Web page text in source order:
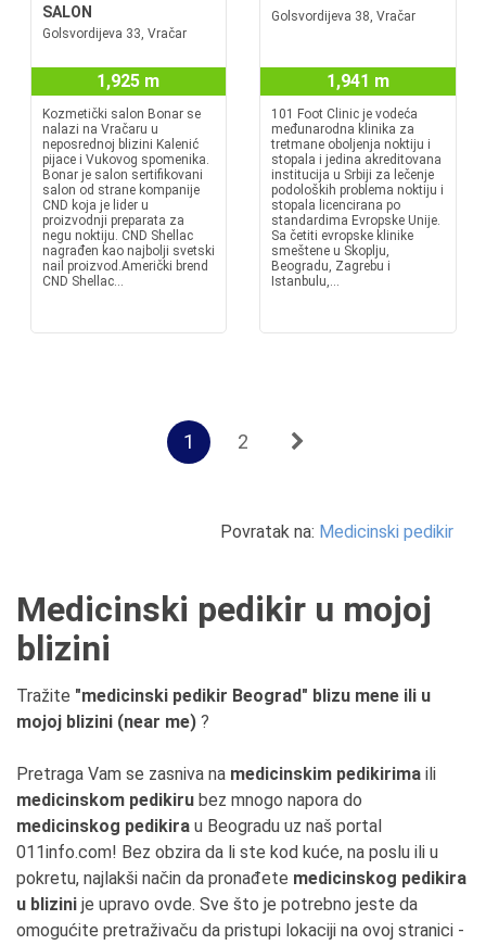
SALON
Golsvordijeva 33, Vračar
1,925 m
Kozmetički salon Bonar se
nalazi na Vračaru u
neposrednoj blizini Kalenić
pijace i Vukovog spomenika.
Bonar je salon sertifikovani
salon od strane kompanije
CND koja je lider u
proizvodnji preparata za
negu noktiju. CND Shellac
nagrađen kao najbolji svetski
nail proizvod.Američki brend
CND Shellac...
Golsvordijeva 38, Vračar
1,941 m
101 Foot Clinic je vodeća
međunarodna klinika za
tretmane oboljenja noktiju i
stopala i jedina akreditovana
institucija u Srbiji za lečenje
podoloških problema noktiju i
stopala licencirana po
standardima Evropske Unije.
Sa četiti evropske klinike
smeštene u Skoplju,
Beogradu, Zagrebu i
Istanbulu,...
1 2
Povratak na: Medicinski pedikir
Medicinski pedikir u mojoj
blizini
Tražite "medicinski pedikir Beograd" blizu mene ili u
mojoj blizini (near me) ?
Pretraga Vam se zasniva na medicinskim pedikirima ili
medicinskom pedikiru bez mnogo napora do
medicinskog pedikira u Beogradu uz naš portal
011info.com! Bez obzira da li ste kod kuće, na poslu ili u
pokretu, najlakši način da pronađete medicinskog pedikira
u blizini je upravo ovde. Sve što je potrebno jeste da
omogućite pretraživaču da pristupi lokaciji na ovoj stranici -